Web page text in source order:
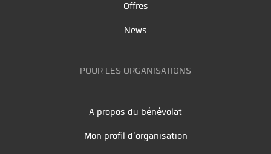
Offres
News
POUR LES ORGANISATIONS
A propos du bénévolat
Mon profil d'organisation